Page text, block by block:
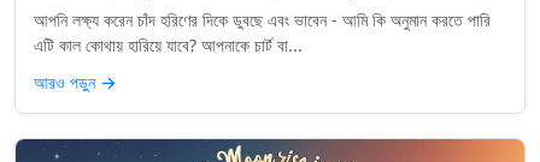
আপনি লক্ষ্য করেন চাঁদ হরিণের দিকে ডুবছে এবং ভাবেন - আমি কি অনুমান করতে পারি
এটি কাল কোথায় হারিয়ে যাবে? আপনাকে চার্ট বা...
আরও পড়ুন →